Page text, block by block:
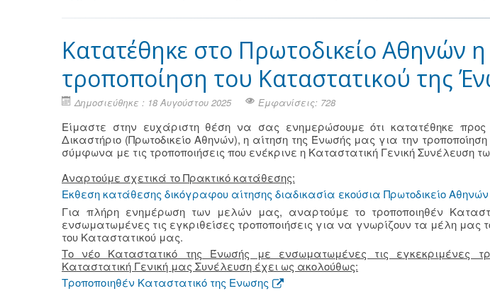
Κατατέθηκε στο Πρωτοδικείο Αθηνών η
τροποποίηση του Καταστατικού της
Δημοσιεύθηκε : 18 Αυγούστου 2025 Εμφανίσεις: 728
Είμαστε στην ευχάριστη θέση να σας ενημερώσουμε ότι κατατέθηκε προς
Δικαστήριο (Πρωτοδικείο Αθηνών), η αίτηση της Ένωσής μας για την
σύμφωνα με τις τροποποιήσεις που ενέκρινε η Καταστατική Γενική Συνέλευση
Αναρτούμε σχετικά το Πρακτικό κατάθεσης:
Εκθεση κατάθεσης δικόγραφου αίτησης διαδικασία εκούσια Πρωτοδικείο Αθηνών
Για πλήρη ενημέρωση των μελών μας, αναρτούμε το τροποποιηθέν
ενσωματωμένες τις εγκριθείσες τροποποιήσεις για να γνωρίζουν τα μέλη μας
του Καταστατικού μας.
Το νέο Καταστατικό της Ένωσής με ενσωματωμένες τις εγκεκριμένες
Καταστατική Γενική μας Συνέλευση έχει ως ακολούθως:
Τροποποιηθέν Καταστατικό της Ενωσης